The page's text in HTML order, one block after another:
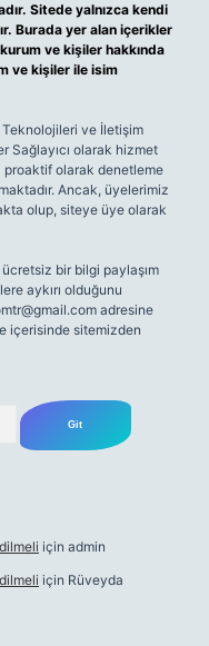
Sitede yalnızca kendi
Burada yer alan içerikler
ve kişiler hakkında
ve kişiler ile isim
Teknolojileri ve İletişim
Sağlayıcı olarak hizmet
olarak denetleme
Ancak, üyelerimiz
olup, siteye üye olarak
bir bilgi paylaşım
aykırı olduğunu
adresine
içerisinde sitemizden
için admin
için Rüveyda